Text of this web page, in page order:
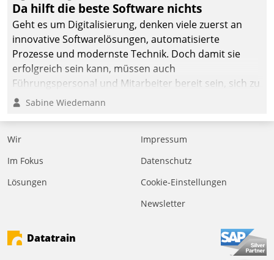
Da hilft die beste Software nichts
Geht es um Digitalisierung, denken viele zuerst an
innovative Softwarelösungen, automatisierte
Prozesse und modernste Technik. Doch damit sie
erfolgreich sein kann, müssen auch
Führungspersonal und Mitarbeiter bereit sein, sich zu
verändern und anzupassen, sonst werden sie an ihr
Sabine Wiedemann
Wir
Im Fokus
Lösungen
Impressum
Datenschutz
Cookie-Einstellungen
Newsletter
Datatrain